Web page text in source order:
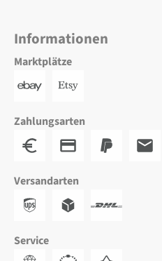
Informationen
Marktplätze
Zahlungsarten
Versandarten
Service